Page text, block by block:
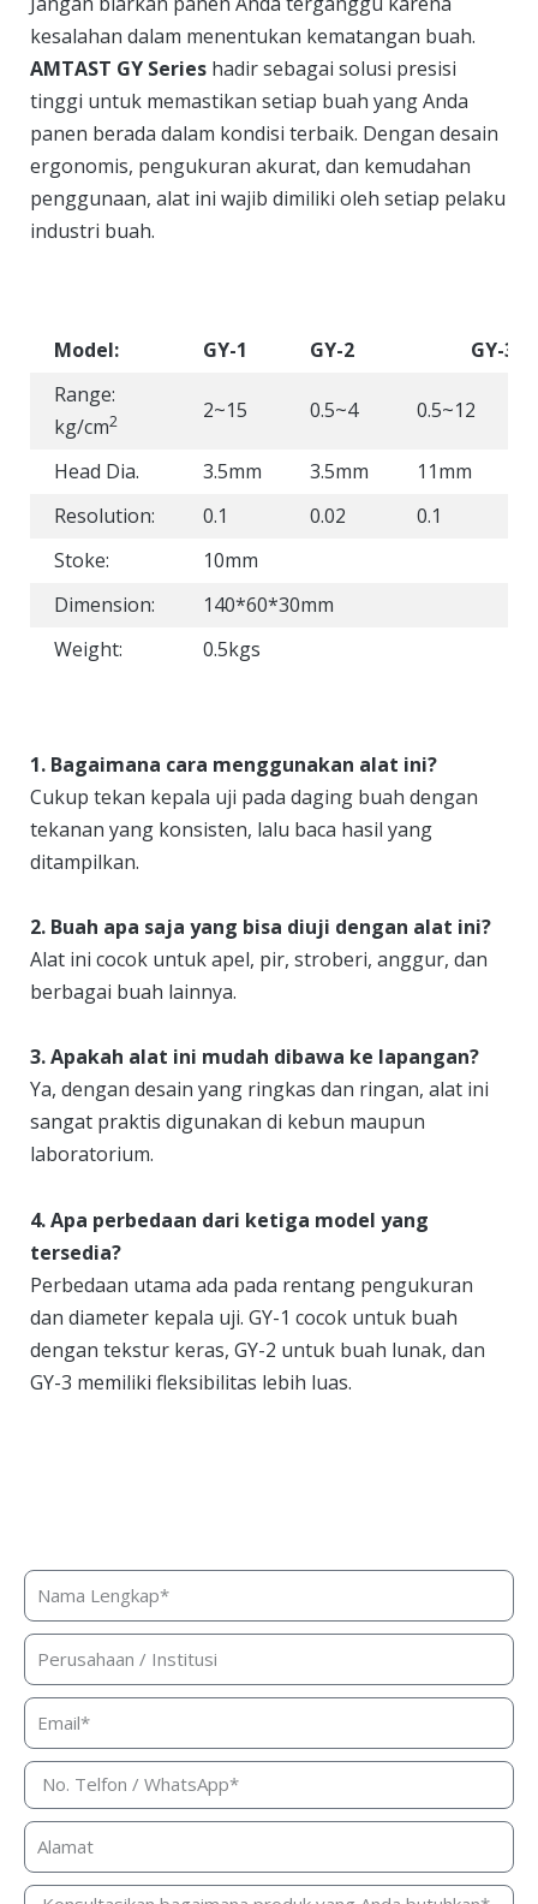
kesalahan dalam menentukan kematangan buah.
AMTAST GY Series hadir sebagai solusi presisi
tinggi untuk memastikan setiap buah yang Anda
panen berada dalam kondisi terbaik. Dengan desain
ergonomis, pengukuran akurat, dan kemudahan
penggunaan, alat ini wajib dimiliki oleh setiap pelaku
industri buah.
Model: GY-1 GY-2
GY-3
Range:
kg/cm2 2~15 0.5~4 0.5~12
Head Dia. 3.5mm 3.5mm 11mm
Resolution:
0.1 0.02 0.1
Stoke:
10mm
Dimension:
140*60*30mm
Weight:
0.5kgs
1. Bagaimana cara menggunakan alat ini?
Cukup tekan kepala uji pada daging buah dengan
tekanan yang konsisten, lalu baca hasil yang
ditampilkan.
2. Buah apa saja yang bisa diuji dengan alat ini?
Alat ini cocok untuk apel, pir, stroberi, anggur, dan
berbagai buah lainnya.
3. Apakah alat ini mudah dibawa ke lapangan?
Ya, dengan desain yang ringkas dan ringan, alat ini
sangat praktis digunakan di kebun maupun
laboratorium.
4. Apa perbedaan dari ketiga model yang
tersedia?
Perbedaan utama ada pada rentang pengukuran
dan diameter kepala uji. GY-1 cocok untuk buah
dengan tekstur keras, GY-2 untuk buah lunak, dan
GY-3 memiliki fleksibilitas lebih luas.